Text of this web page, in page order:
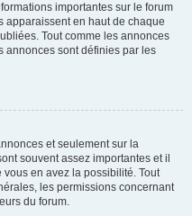
importantes sur le forum
apparaissent en haut de chaque
Tout comme les annonces
annonces sont définies par les
et seulement sur la
souvent assez importantes et il
en avez la possibilité. Tout
les permissions concernant
du forum.